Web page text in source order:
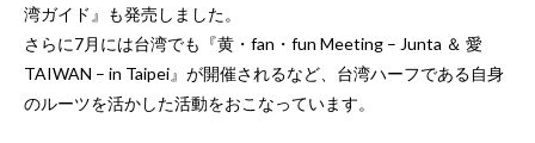
湾ガイド』も発売しました。
さらに7月には台湾でも『黄・fan・fun Meeting – Junta ＆ 愛
TAIWAN – in Taipei』が開催されるなど、台湾ハーフである自身
のルーツを活かした活動をおこなっています。